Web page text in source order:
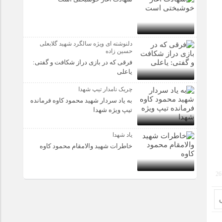
26
دلنوشته ای ویژه سالگرد شهید گلابعلی
حسین زاده
فرقی که در بازی دراز شکافت و گفتی:
یاعلی
چریک نامدار تیپ شهدا
به یاد سردار شهید محمود کاوه فرمانده
تیپ ویژه شهدا
یاد شهدا
خاطرات شهید والامقام محمود کاوه‌